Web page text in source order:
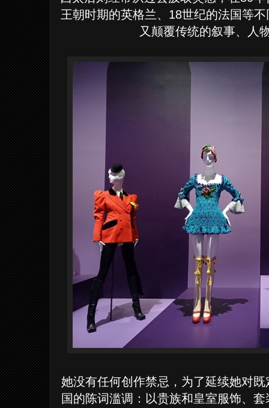
王朝时期的英格兰、18世纪的法国等
又颠覆传统的叙事、人
她没有任何创作禁忌，为了延续她对
国的陈词滥调：以贵族和皇室服饰、